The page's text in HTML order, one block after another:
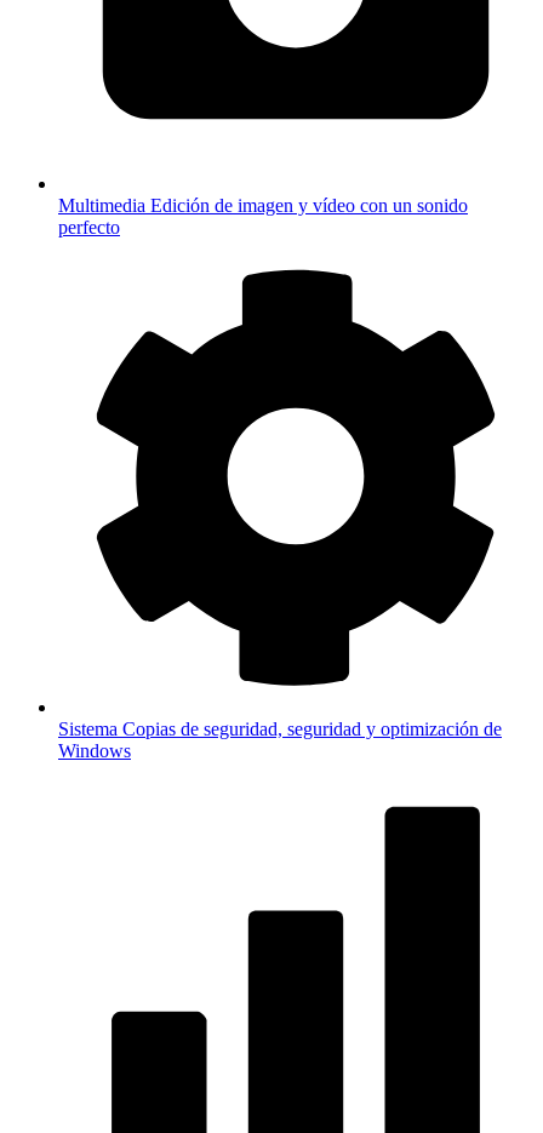
Multimedia Edición de imagen y vídeo con un sonido
perfecto
Sistema Copias de seguridad, seguridad y optimización de
Windows